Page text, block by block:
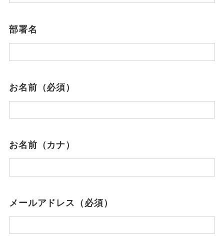
部署名
お名前（必須）
お名前（カナ）
メールアドレス（必須）